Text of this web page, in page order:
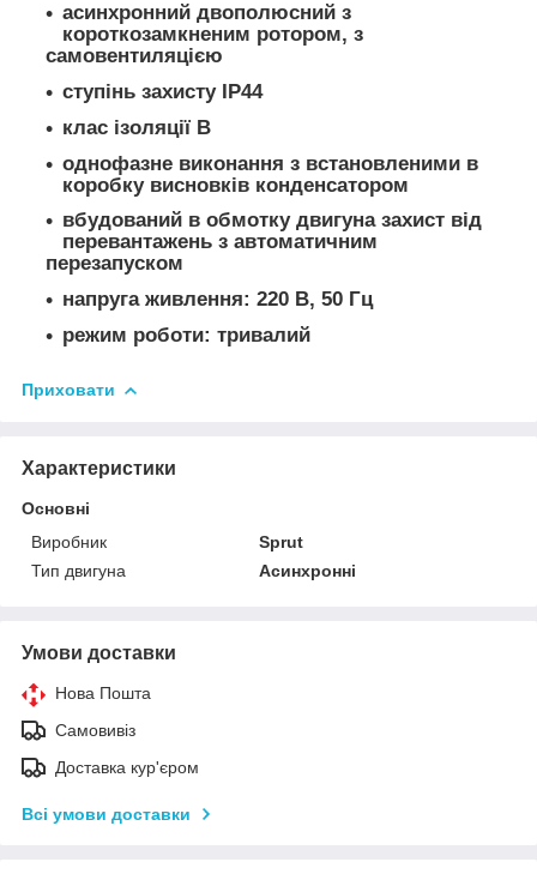
асинхронний двополюсний з
короткозамкненим ротором, з
самовентиляцією
ступінь захисту IP44
клас ізоляції В
однофазне виконання з встановленими в
коробку висновків конденсатором
вбудований в обмотку двигуна захист від
перевантажень з автоматичним
перезапуском
напруга живлення: 220 В, 50 Гц
режим роботи: тривалий
Приховати
Характеристики
Основні
Виробник
Sprut
Тип двигуна
Асинхронні
Умови доставки
Нова Пошта
Самовивіз
Доставка кур'єром
Всі умови доставки